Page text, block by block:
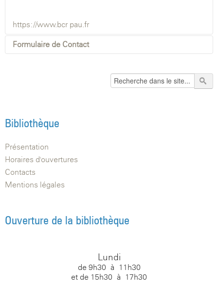
https://www.bcr-pau.fr
Formulaire de Contact
Nom*
E-mail*
Bibliothèque
Présentation
Horaires d'ouvertures
Contacts
Mentions légales
Ouverture de la bibliothèque
Lundi
de 9h30 à 11h30
et de 15h30 à 17h30